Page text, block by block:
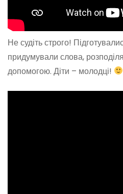
Не судіть строго!
придумували слова,
допомогою. Діти – молодці!